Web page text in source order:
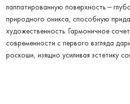
лаппатированную поверхность –
природного оникса, способную
художественность. Гармоничное
современности с первого взгляда
роскоши, изящно усиливая эстетику